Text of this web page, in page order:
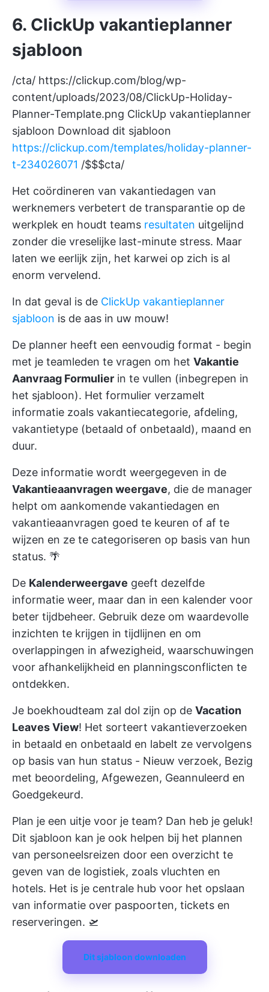
6. ClickUp vakantieplanner
sjabloon
/cta/ https://clickup.com/blog/wp-
content/uploads/2023/08/ClickUp-Holiday-
Planner-Template.png ClickUp vakantieplanner
sjabloon Download dit sjabloon
https://clickup.com/templates/holiday-planner-
t-234026071 /$$$cta/
Het coördineren van vakantiedagen van
werknemers verbetert de transparantie op de
werkplek en houdt teams resultaten uitgelijnd
zonder die vreselijke last-minute stress. Maar
laten we eerlijk zijn, het karwei op zich is al
enorm vervelend.
In dat geval is de ClickUp vakantieplanner
sjabloon is de aas in uw mouw!
De planner heeft een eenvoudig format - begin
met je teamleden te vragen om het Vakantie
Aanvraag Formulier in te vullen (inbegrepen in
het sjabloon). Het formulier verzamelt
informatie zoals vakantiecategorie, afdeling,
vakantietype (betaald of onbetaald), maand en
duur.
Deze informatie wordt weergegeven in de
Vakantieaanvragen weergave, die de manager
helpt om aankomende vakantiedagen en
vakantieaanvragen goed te keuren of af te
wijzen en ze te categoriseren op basis van hun
status. 🌴
De Kalenderweergave geeft dezelfde
informatie weer, maar dan in een kalender voor
beter tijdbeheer. Gebruik deze om waardevolle
inzichten te krijgen in tijdlijnen en om
overlappingen in afwezigheid, waarschuwingen
voor afhankelijkheid en planningsconflicten te
ontdekken.
Je boekhoudteam zal dol zijn op de Vacation
Leaves View! Het sorteert vakantieverzoeken
in betaald en onbetaald en labelt ze vervolgens
op basis van hun status - Nieuw verzoek, Bezig
met beoordeling, Afgewezen, Geannuleerd en
Goedgekeurd.
Plan je een uitje voor je team? Dan heb je geluk!
Dit sjabloon kan je ook helpen bij het plannen
van personeelsreizen door een overzicht te
geven van de logistiek, zoals vluchten en
hotels. Het is je centrale hub voor het opslaan
van informatie over paspoorten, tickets en
reserveringen. 🛫
Dit sjabloon downloaden